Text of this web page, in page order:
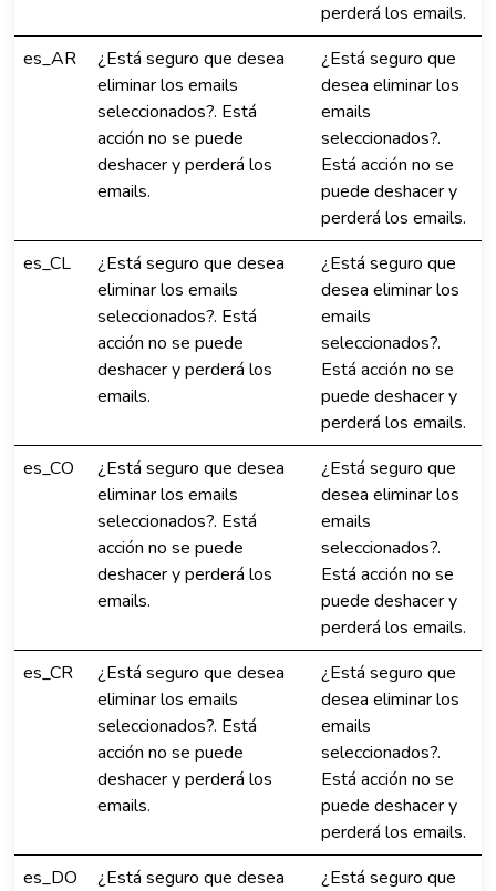
perderá los emails.
es_AR
¿Está seguro que desea
eliminar los emails
seleccionados?. Está
acción no se puede
deshacer y perderá los
emails.
¿Está seguro que
desea eliminar los
emails
seleccionados?.
Está acción no se
puede deshacer y
perderá los emails.
es_CL
¿Está seguro que desea
eliminar los emails
seleccionados?. Está
acción no se puede
deshacer y perderá los
emails.
¿Está seguro que
desea eliminar los
emails
seleccionados?.
Está acción no se
puede deshacer y
perderá los emails.
es_CO
¿Está seguro que desea
eliminar los emails
seleccionados?. Está
acción no se puede
deshacer y perderá los
emails.
¿Está seguro que
desea eliminar los
emails
seleccionados?.
Está acción no se
puede deshacer y
perderá los emails.
es_CR
¿Está seguro que desea
eliminar los emails
seleccionados?. Está
acción no se puede
deshacer y perderá los
emails.
¿Está seguro que
desea eliminar los
emails
seleccionados?.
Está acción no se
puede deshacer y
perderá los emails.
es_DO
¿Está seguro que desea
¿Está seguro que